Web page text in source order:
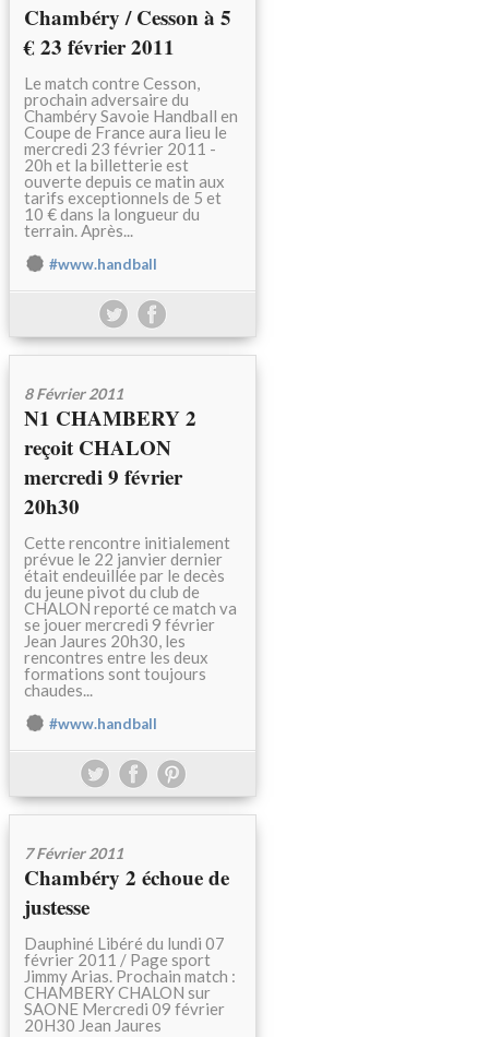
Chambéry / Cesson à 5
€ 23 février 2011
Le match contre Cesson,
prochain adversaire du
Chambéry Savoie Handball en
Coupe de France aura lieu le
mercredi 23 février 2011 -
20h et la billetterie est
ouverte depuis ce matin aux
tarifs exceptionnels de 5 et
10 € dans la longueur du
terrain. Après...
#www.handball
8 Février 2011
N1 CHAMBERY 2
reçoit CHALON
mercredi 9 février
20h30
Cette rencontre initialement
prévue le 22 janvier dernier
était endeuillée par le decès
du jeune pivot du club de
CHALON reporté ce match va
se jouer mercredi 9 février
Jean Jaures 20h30, les
rencontres entre les deux
formations sont toujours
chaudes...
#www.handball
7 Février 2011
Chambéry 2 échoue de
justesse
Dauphiné Libéré du lundi 07
février 2011 / Page sport
Jimmy Arias. Prochain match :
CHAMBERY CHALON sur
SAONE Mercredi 09 février
20H30 Jean Jaures